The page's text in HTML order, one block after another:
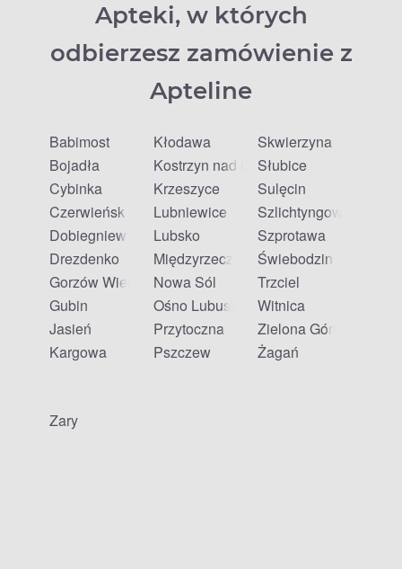
Apteki, w których
odbierzesz zamówienie z
Apteline
Babimost
Bojadła
Cybinka
Czerwieńsk
Dobiegniew
Drezdenko
Gorzów Wielkopolski
Gubin
Jasień
Kargowa
Kłodawa
Kostrzyn nad Odrą
Krzeszyce
Lubniewice
Lubsko
Międzyrzecz
Nowa Sól
Ośno Lubuskie
Przytoczna
Pszczew
Skwierzyna
Słubice
Sulęcin
Szlichtyngowa
Szprotawa
Świebodzin
Trzciel
Witnica
Zielona Góra
Żagań
Żary